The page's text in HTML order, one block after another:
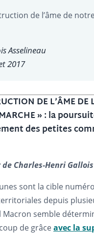
de l’âme de
Asselineau
2017
DE L’ÂME DE
» : la
des petites
Charles-Henri Gallois
sont la cible
depuis
Macron semble
de grâceavec la